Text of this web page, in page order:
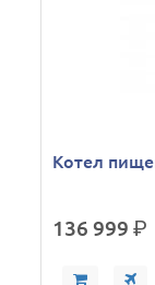
Котел
136 999р.